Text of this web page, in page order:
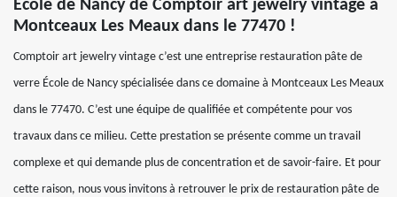
École de Nancy de Comptoir art jewelry vintage à
Montceaux Les Meaux dans le 77470 !
Comptoir art jewelry vintage c’est une entreprise restauration pâte de
verre École de Nancy spécialisée dans ce domaine à Montceaux Les Meaux
dans le 77470. C’est une équipe de qualifiée et compétente pour vos
travaux dans ce milieu. Cette prestation se présente comme un travail
complexe et qui demande plus de concentration et de savoir-faire. Et pour
cette raison, nous vous invitons à retrouver le prix de restauration pâte de